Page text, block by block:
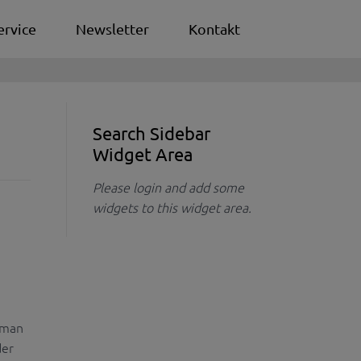
Newsletter Kontakt
Search Sidebar
Widget Area
Please login and add some
widgets to this widget area.